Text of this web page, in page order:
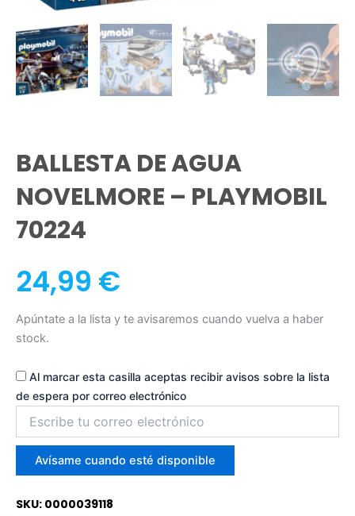
BALLESTA DE AGUA
NOVELMORE – PLAYMOBIL
70224
24,99 €
Apúntate a la lista y te avisaremos cuando vuelva a haber
stock.
Al marcar esta casilla aceptas recibir avisos sobre la lista
de espera por correo electrónico
correo
para
unirte
la
Avísame cuando esté disponible
SKU: 0000039118